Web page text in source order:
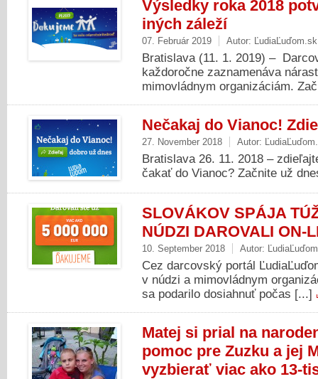
Výsledky roka 2018
iných záleží
07. Február 2019 Autor: ĽudiaĽuďom.sk
Bratislava (11. 1. 2019) –
každoročne zaznamenáva
mimovládnym organizáciám.
Nečakaj do Vianoc!
27. November 2018 Autor:
Bratislava 26. 11. 2018 –
čakať do Vianoc? Začnite už
SLOVÁKOV SPÁJA
NÚDZI DAROVALI ON-
10. September 2018 Autor:
Cez darcovský portál
v núdzi a mimovládnym
sa podarilo dosiahnuť počas [...]
Matej si prial na
pomoc pre Zuzku a jej
vyzbierať viac ako 13-